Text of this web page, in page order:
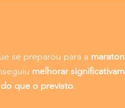
se preparou para a
melhorar
que o previsto.